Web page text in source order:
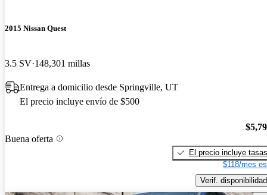
2015 Nissan Quest
3.5 SV 148,301 millas
Entrega a domicilio desde Springville, UT
El precio incluye envío de $500
Buena oferta
El precio incluye tasas
$118/mes
Verif. disponibilidad